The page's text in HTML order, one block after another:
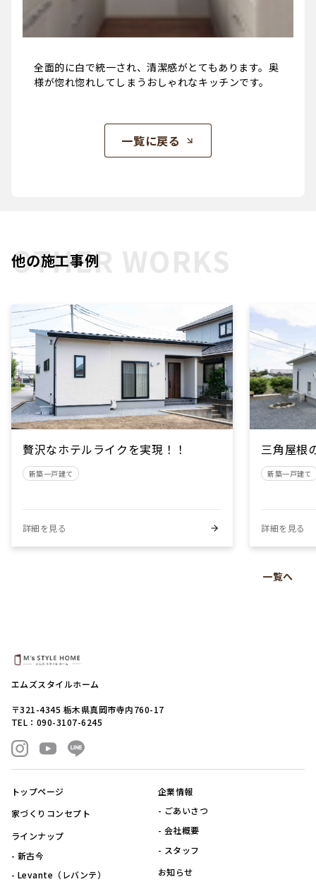
全面的に白で統一され、清潔感がとてもあります。奥
様が惚れ惚れしてしまうおしゃれなキッチンです。
一覧に戻る
OTHER WORKS
他の施工事例
贅沢なホテルライクを実現！！
新築一戸建て
詳細を見る
三角屋根
新築一戸建て
詳細を見る
一覧へ
エムズスタイルホーム
〒321-4345 栃木県真岡市寺内760-17
TEL：090-3107-6245
トップページ
家づくりコンセプト
ラインナップ
新古今
Levante（レバンテ）
企業情報
ごあいさつ
会社概要
スタッフ
お知らせ